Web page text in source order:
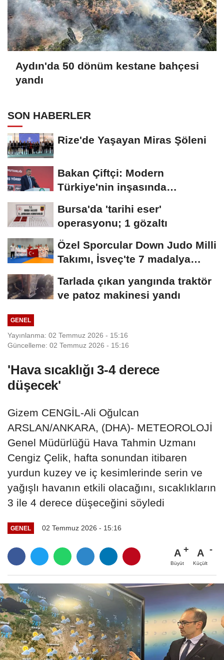
Aydın'da 50 dönüm kestane bahçesi
yandı
SON HABERLER
Rize'de Yaşayan Miras Şöleni
Bakan Çiftçi: Modern
Türkiye'nin inşasında
Bursa'da 'tarihi eser'
operasyonu; 1 gözaltı
Özel Sporcular Down Judo Milli
Takımı, İsveç'te 7 madalya
Tarlada çıkan yangında traktör
ve patoz makinesi yandı
GENEL
Yayınlanma: 02 Temmuz 2026 - 15:16
Güncelleme: 02 Temmuz 2026 - 15:16
'Hava sıcaklığı 3-4 derece
düşecek'
Gizem CENGİL-Ali Oğulcan
ARSLAN/ANKARA, (DHA)- METEOROLOJİ
Genel Müdürlüğü Hava Tahmin Uzmanı
Cengiz Çelik, hafta sonundan itibaren
yurdun kuzey ve iç kesimlerinde serin ve
yağışlı havanın etkili olacağını, sıcaklıkların
3 ile 4 derece düşeceğini söyledi
GENEL 02 Temmuz 2026 - 15:16
A
Büyüt
A
Küçült